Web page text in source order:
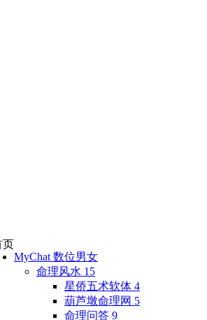
MyChat 数位男女
命理风水 15
星侨五术软体 4
葫芦墩命理网 5
命理问答 9